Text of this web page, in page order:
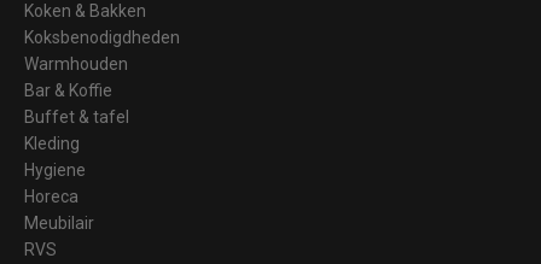
Koken & Bakken
Koksbenodigdheden
Warmhouden
Bar & Koffie
Buffet & tafel
Kleding
Hygiene
Horeca
Meubilair
RVS